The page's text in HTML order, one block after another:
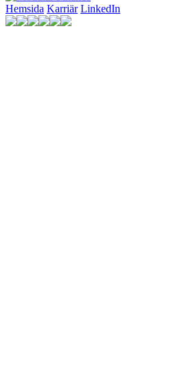
Hemsida Karriär LinkedIn